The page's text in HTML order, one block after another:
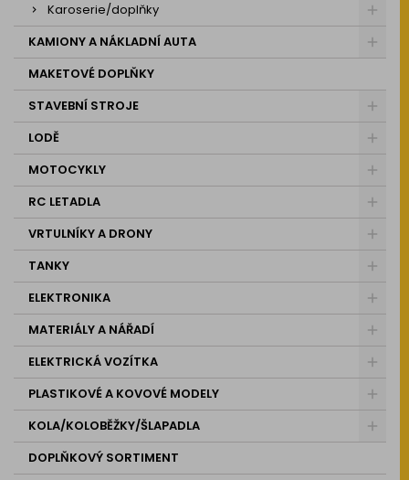
Karoserie/doplňky
KAMIONY A NÁKLADNÍ AUTA
MAKETOVÉ DOPLŇKY
STAVEBNÍ STROJE
LODĚ
MOTOCYKLY
RC LETADLA
VRTULNÍKY A DRONY
TANKY
ELEKTRONIKA
MATERIÁLY A NÁŘADÍ
ELEKTRICKÁ VOZÍTKA
PLASTIKOVÉ A KOVOVÉ MODELY
KOLA/KOLOBĚŽKY/ŠLAPADLA
DOPLŇKOVÝ SORTIMENT